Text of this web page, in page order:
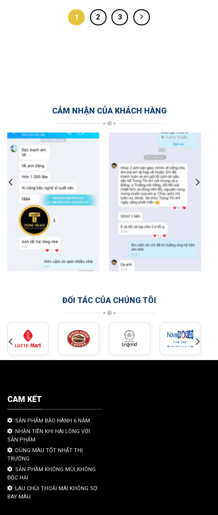
1 2 3
ĐỐI TÁC CỦA CHÚNG TÔI
CAM KẾT
SẢN PHẨM BẢO HÀNH 6 NĂM
NHẬN TIỀN KHI HÀI LÒNG VỚI
SẢN PHẨM
DÙNG MÀU TỐT NHẤT THỊ
TRƯỜNG
SẢN PHẦM KHÔNG MÙI,KHÔNG
ĐỘC HẠI
LAU CHÙI THOẢI MÁI KHÔNG SỢ
BAY MÀU